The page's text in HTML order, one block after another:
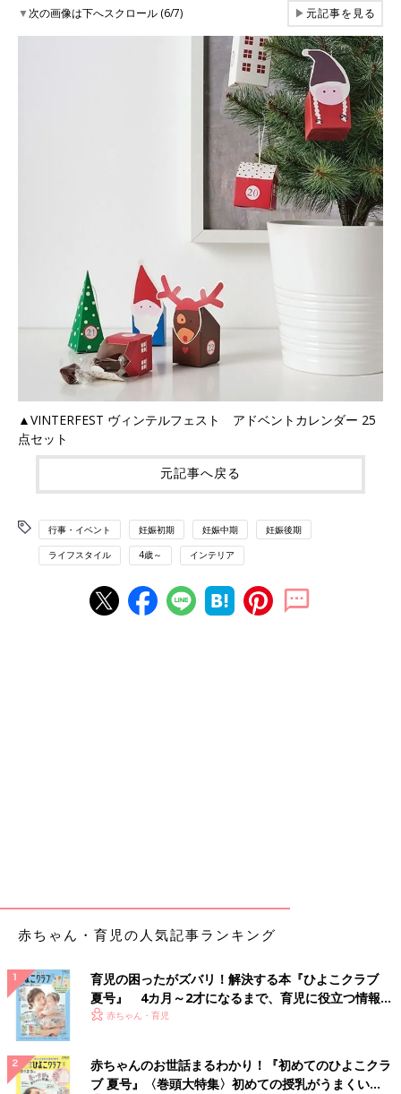
▼次の画像は下へスクロール (6/7) ▶元記事を見る
▲VINTERFEST ヴィンテルフェスト アドベントカレンダー 25
点セット
元記事へ戻る
行事・イベント 妊娠初期 妊娠中期 妊娠後期
ライフスタイル 4歳～ インテリア
赤ちゃん・育児の人気記事ランキング
育児の困ったがズバリ！解決する本『ひよこクラブ
夏号』 4カ月～2才になるまで、育児に役立つ情報が
いっぱい！
赤ちゃん・育児
赤ちゃんのお世話まるわかり！『初めてのひよこクラ
ブ 夏号』〈巻頭大特集〉初めての授乳がうまくい